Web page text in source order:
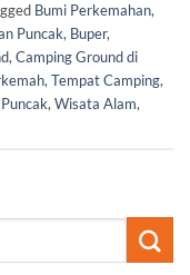
Bumi Perkemahan,
Puncak, Buper,
, Camping Ground di
, Tempat Camping,
, Wisata Alam,